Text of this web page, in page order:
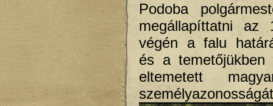
Podoba
megállapíttatni az
végén a falu
és a temetőjükben
eltemetett